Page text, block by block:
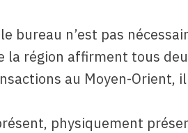
bureau n’est pas
la région affirment tous
au Moyen-Orient,
physiquement